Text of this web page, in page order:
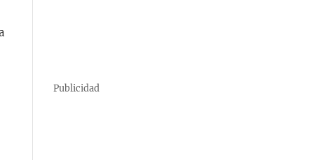
Publicidad